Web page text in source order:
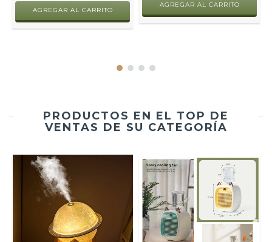
AGREGAR AL CARRITO
AGREGAR AL CARRITO
PRODUCTOS EN EL TOP DE
VENTAS DE SU CATEGORÍA